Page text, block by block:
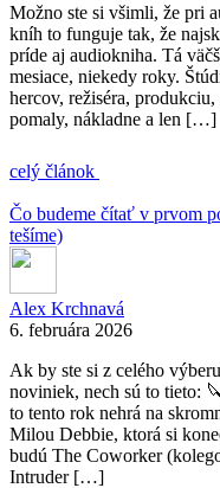
Možno ste si všimli, že pri
kníh to funguje tak, že
príde aj audiokniha. Tá
mesiace, niekedy roky.
hercov, režiséra,
pomaly, nákladne a len […]
celý článok
Čo budeme čítať v prvom
tešíme)
Alex Krchnavá
6. februára 2026
Ak by ste si z celého
noviniek, nech sú to tieto:
to tento rok nehrá na
Milou Debbie, ktorá si
budú The Coworker
Intruder […]